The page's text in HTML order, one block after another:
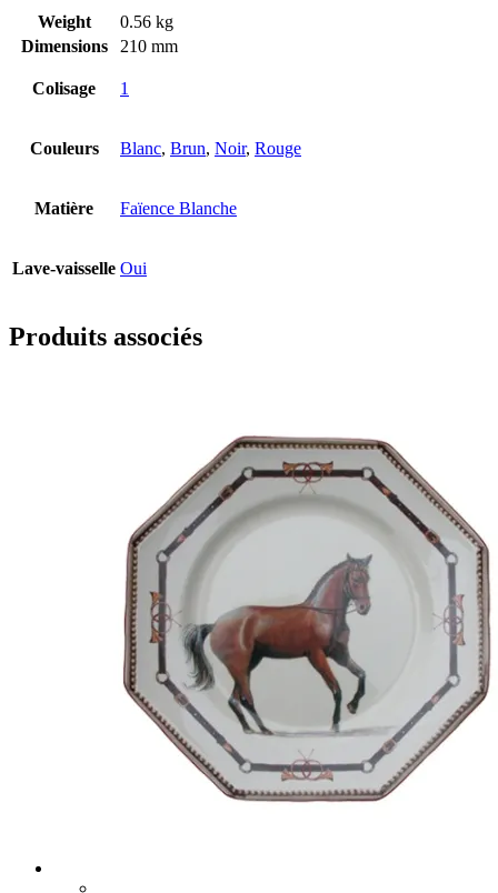
Weight
0.56 kg
Dimensions
210 mm
Colisage 1
Couleurs Blanc, Brun, Noir, Rouge
Matière Faïence Blanche
Lave-vaisselle Oui
Produits associés